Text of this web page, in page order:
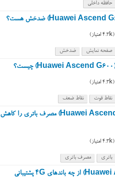
حافظه داخلی
(
4.3k امتیاز)
صفحه نمایش ضدخش
(
4.3k امتیاز)
نقاط قوت نقاط ضعف
چطور در گوشی هوآوی اسند جی 600 (Huawei Ascend G600) مصرف باتری را کاهش
(
4.3k امتیاز)
باتری مصرف باتری
گوشی هواوی اسند جی ۶۰۰ (Huawei Ascend G600) از چه باندهای 4G پشتیبانی